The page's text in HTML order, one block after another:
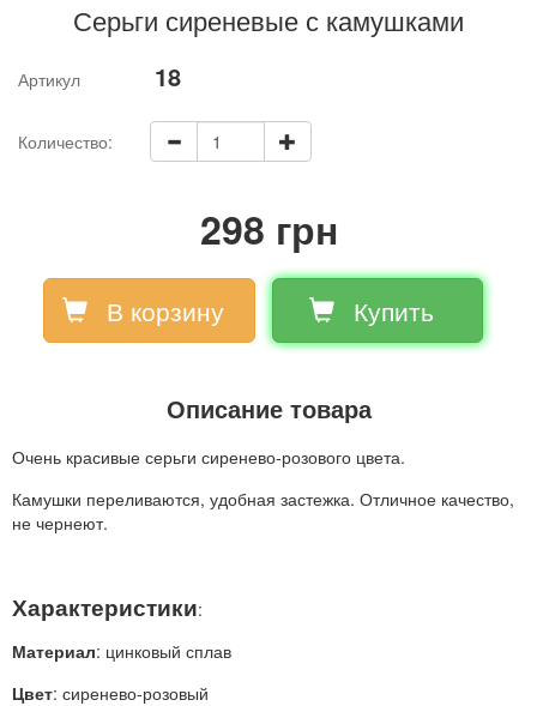
Серьги сиреневые с камушками
Артикул 18
Количество:
298 грн
В корзину Купить
Описание товара
Очень красивые серьги сиренево-розового цвета.
Камушки переливаются, удобная застежка. Отличное качество,
не чернеют.
Характеристики:
Материал: цинковый сплав
Цвет: сиренево-розовый